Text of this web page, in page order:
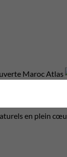
en plein